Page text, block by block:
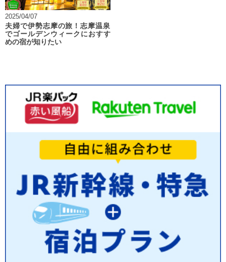
2025/04/07
夫婦で伊勢志摩の旅！志摩温泉
でゴールデンウィークにおすす
めの宿が知りたい